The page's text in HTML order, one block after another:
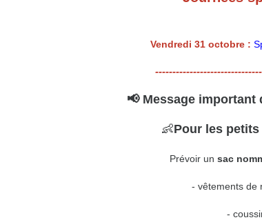
Vendredi 31 octobre : S
📢Message important
👶Pour les
Prévoir un sac
- vêtements de
-